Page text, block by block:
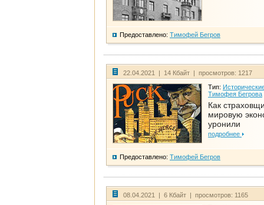
Предоставлено: Тимофей Бегров
22.04.2021 | 14 Кбайт | просмотров: 1217
Тип:
Тимофея Бегрова
Как
мировую
уронили
подробнее
Предоставлено: Тимофей Бегров
08.04.2021 | 6 Кбайт | просмотров: 1165